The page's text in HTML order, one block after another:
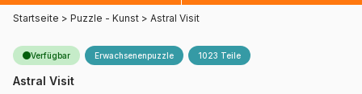
Startseite > Puzzle - Kunst > Astral Visit
Verfügbar Erwachsenenpuzzle 1023 Teile
Astral Visit